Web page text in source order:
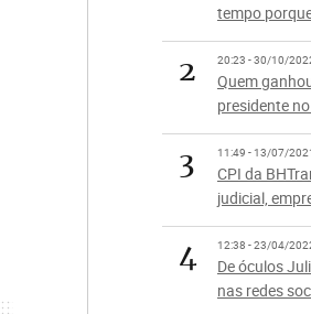
tempo
2 20:23 - 30/10/
Quem
presidente
3 11:49 - 13/07/
CPI da
judicial,
4 12:38 - 23/04/
De óculos
nas redes